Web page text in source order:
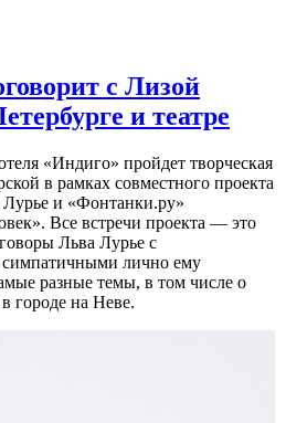
с Лизой
и театре
«Индиго» пройдет творческая
в рамках совместного проекта
и «Фонтанки.ру»
Все встречи проекта — это
Льва Лурье с
лично ему
разные темы, в том числе о
городе на Неве.